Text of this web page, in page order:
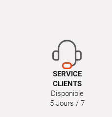
SERVICE
CLIENTS
Disponible
5 Jours / 7